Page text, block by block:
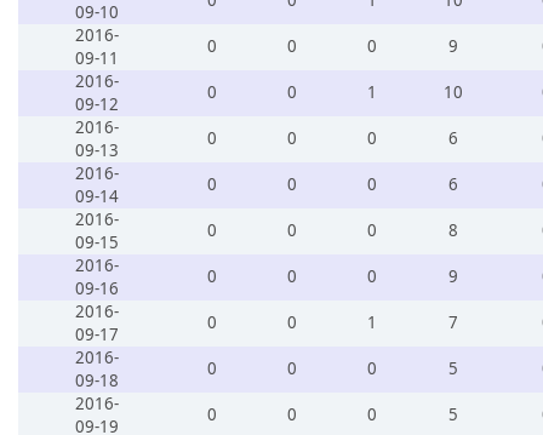
09-10
2016-
09-11
0 0 0 9
2016-
09-12
0 0 1 10
2016-
09-13
0 0 0 6
2016-
09-14
0 0 0 6
2016-
09-15
0 0 0 8
2016-
09-16
0 0 0 9
2016-
09-17
0 0 1 7
2016-
09-18
0 0 0 5
2016-
09-19
0 0 0 5